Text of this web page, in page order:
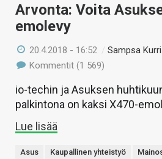
Arvonta: Voita
emolevy
20.4.2018 - 16:52 /Sampsa Kurri
Kommentit (1 569)
io-techin ja Asuksen
palkintona on kaksi X470-
Lue lisää
Asus Kaupallinen yhteistyö